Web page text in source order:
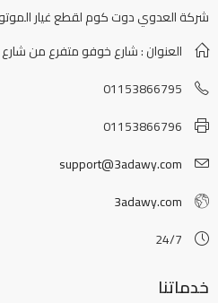
شركة العدوي دوت كوم لقطع غيار
العنوان : شارع خوفو متفرع من
01153866795
01153866796
support@3adawy.com
3adawy.com
24/7
خدماتنا